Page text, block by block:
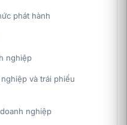
phát hành
nghiệp
và trái phiếu
nghiệp